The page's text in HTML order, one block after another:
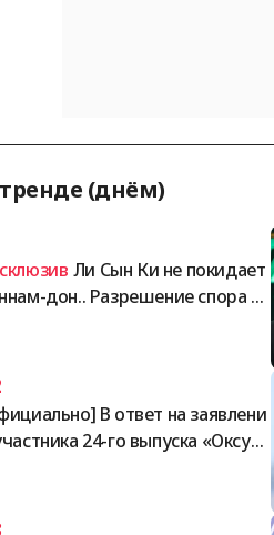
(днём)
Ли Сын Ки не покидает
дон.. Разрешение спора о
В ответ на заявлени
24-го выпуска «Оксун»
шоу «Я — соло» заявили: «Вс